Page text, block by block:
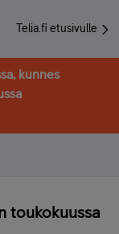
Telia.fi etusivulle
kunnes
toukokuussa